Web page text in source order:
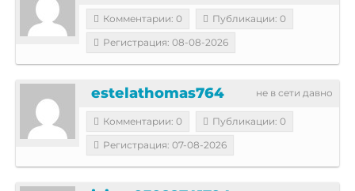
Комментарии: 0
Публикации: 0
Регистрация: 08-08-2026
не в сети давно
estelathomas764
Комментарии: 0
Публикации: 0
Регистрация: 07-08-2026